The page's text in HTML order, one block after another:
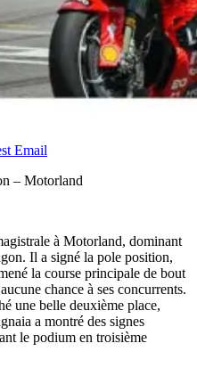
Email
– Motorland
à Motorland, dominant
Il a signé la pole position,
la course principale de bout
chance à ses concurrents.
une belle deuxième place,
a montré des signes
le podium en troisième